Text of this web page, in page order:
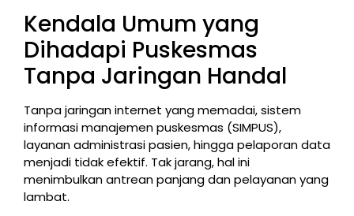
Kendala Umum yang
Dihadapi Puskesmas
Tanpa Jaringan Handal
Tanpa jaringan internet yang memadai, sistem
informasi manajemen puskesmas (SIMPUS),
layanan administrasi pasien, hingga pelaporan data
menjadi tidak efektif. Tak jarang, hal ini
menimbulkan antrean panjang dan pelayanan yang
lambat.